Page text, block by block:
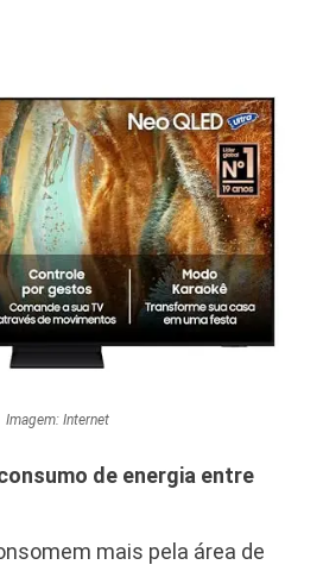
Imagem: Internet
de energia entre
mais pela área de